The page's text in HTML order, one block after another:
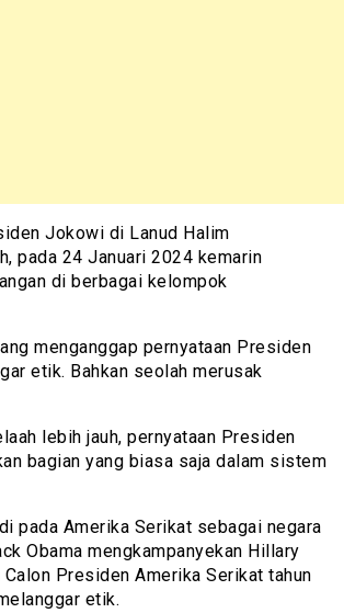
Jokowi di Lanud Halim
pada 24 Januari 2024 kemarin
di berbagai kelompok
menganggap pernyataan Presiden
etik. Bahkan seolah merusak
lebih jauh, pernyataan Presiden
bagian yang biasa saja dalam sistem
pada Amerika Serikat sebagai negara
Obama mengkampanyekan Hillary
Presiden Amerika Serikat tahun
etik.